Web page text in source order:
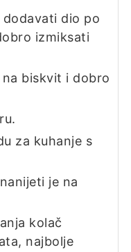
dodavati dio po
izmiksati
biskvit i dobro
za kuhanje s
je na
kolač
najbolje